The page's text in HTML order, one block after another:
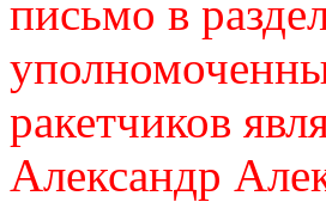
письмо в
ракетчиков
Александр